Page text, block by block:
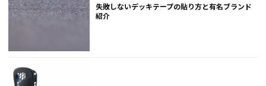
失敗しないデッキテープの貼り方と有名ブランド
紹介